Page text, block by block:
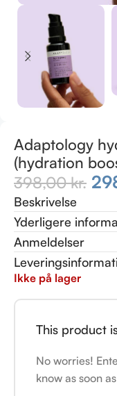
Adaptology
(hydration
398,00kr.
Beskrivelse
Yderligere
Anmeldelser
Ikke på lager
This product
No worries!
know as soon